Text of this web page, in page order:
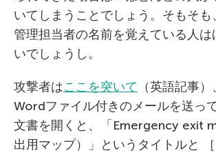
いてしまうことでしょう。そもそも
管理担当者の名前を覚えている人は
いでしょうし。
攻撃者はここを突いて （英語記事
Wordファイル付きのメールを送っ
文書を開くと、「Emergency exit
出用マップ）」というタイトルと